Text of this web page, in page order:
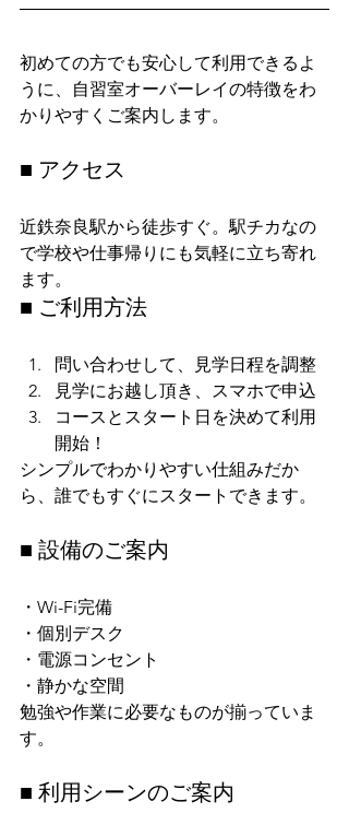
初めての方でも安心して利用できるよ
うに、自習室オーバーレイの特徴をわ
かりやすくご案内します。
■ アクセス
近鉄奈良駅から徒歩すぐ。駅チカなの
で学校や仕事帰りにも気軽に立ち寄れ
ます。
■ ご利用方法
問い合わせして、見学日程を調整
見学にお越し頂き、スマホで申込
コースとスタート日を決めて利用
開始！
シンプルでわかりやすい仕組みだか
ら、誰でもすぐにスタートできます。
■ 設備のご案内
・Wi-Fi完備
・個別デスク
・電源コンセント
・静かな空間
勉強や作業に必要なものが揃っていま
す。
■ 利用シーンのご案内